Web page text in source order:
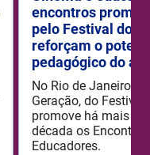
encontros
pelo Festival do
reforçam o
pedagógico do
No Rio de Janeiro, o
Geração, do Festival
promove há mais de
década os
Educadores.